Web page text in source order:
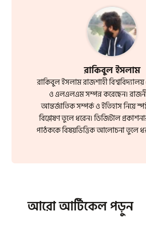
রাকিবুল ইসলাম
রাকিবুল ইসলাম রাজশাহী
ও এলএলএম সম্পন্ন করেছেন।
আন্তর্জাতিক সম্পর্ক ও ইতিহাস নিয়ে
বিশ্লেষণ তুলে ধরেন। ডিজিটাল
পাঠককে বিষয়ভিত্তিক আলোচনা তুলে
আরো আর্টিকেল পড়ুন